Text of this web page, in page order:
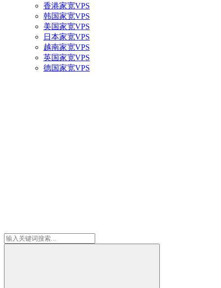
香港家宽VPS
韩国家宽VPS
美国家宽VPS
日本家宽VPS
越南家宽VPS
英国家宽VPS
德国家宽VPS